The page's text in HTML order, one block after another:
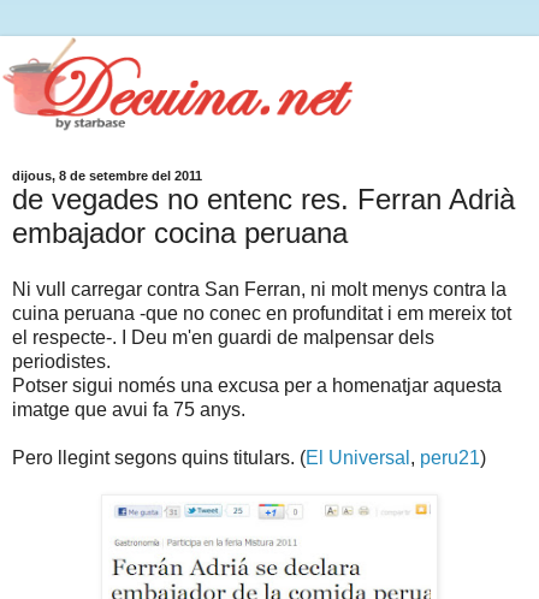
dijous, 8 de setembre del 2011
de vegades no entenc res. Ferran Adrià
embajador cocina peruana
Ni vull carregar contra San Ferran, ni molt menys contra la
cuina peruana -que no conec en profunditat i em mereix tot
el respecte-. I Deu m'en guardi de malpensar dels
periodistes.
Potser sigui només una excusa per a homenatjar aquesta
imatge que avui fa 75 anys.
Pero llegint segons quins titulars. (El Universal , peru21)